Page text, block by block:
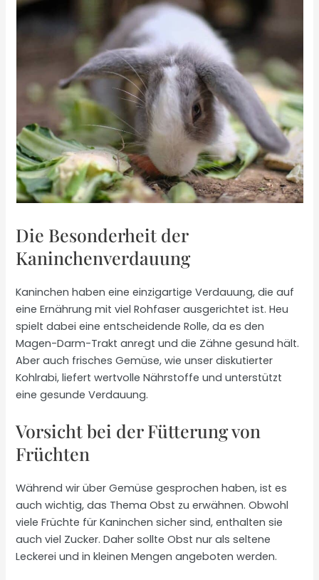
Die Besonderheit der
Kaninchenverdauung
Kaninchen haben eine einzigartige Verdauung, die auf
eine Ernährung mit viel Rohfaser ausgerichtet ist. Heu
spielt dabei eine entscheidende Rolle, da es den
Magen-Darm-Trakt anregt und die Zähne gesund hält.
Aber auch frisches Gemüse, wie unser diskutierter
Kohlrabi, liefert wertvolle Nährstoffe und unterstützt
eine gesunde Verdauung.
Vorsicht bei der Fütterung von
Früchten
Während wir über Gemüse gesprochen haben, ist es
auch wichtig, das Thema Obst zu erwähnen. Obwohl
viele Früchte für Kaninchen sicher sind, enthalten sie
auch viel Zucker. Daher sollte Obst nur als seltene
Leckerei und in kleinen Mengen angeboten werden.